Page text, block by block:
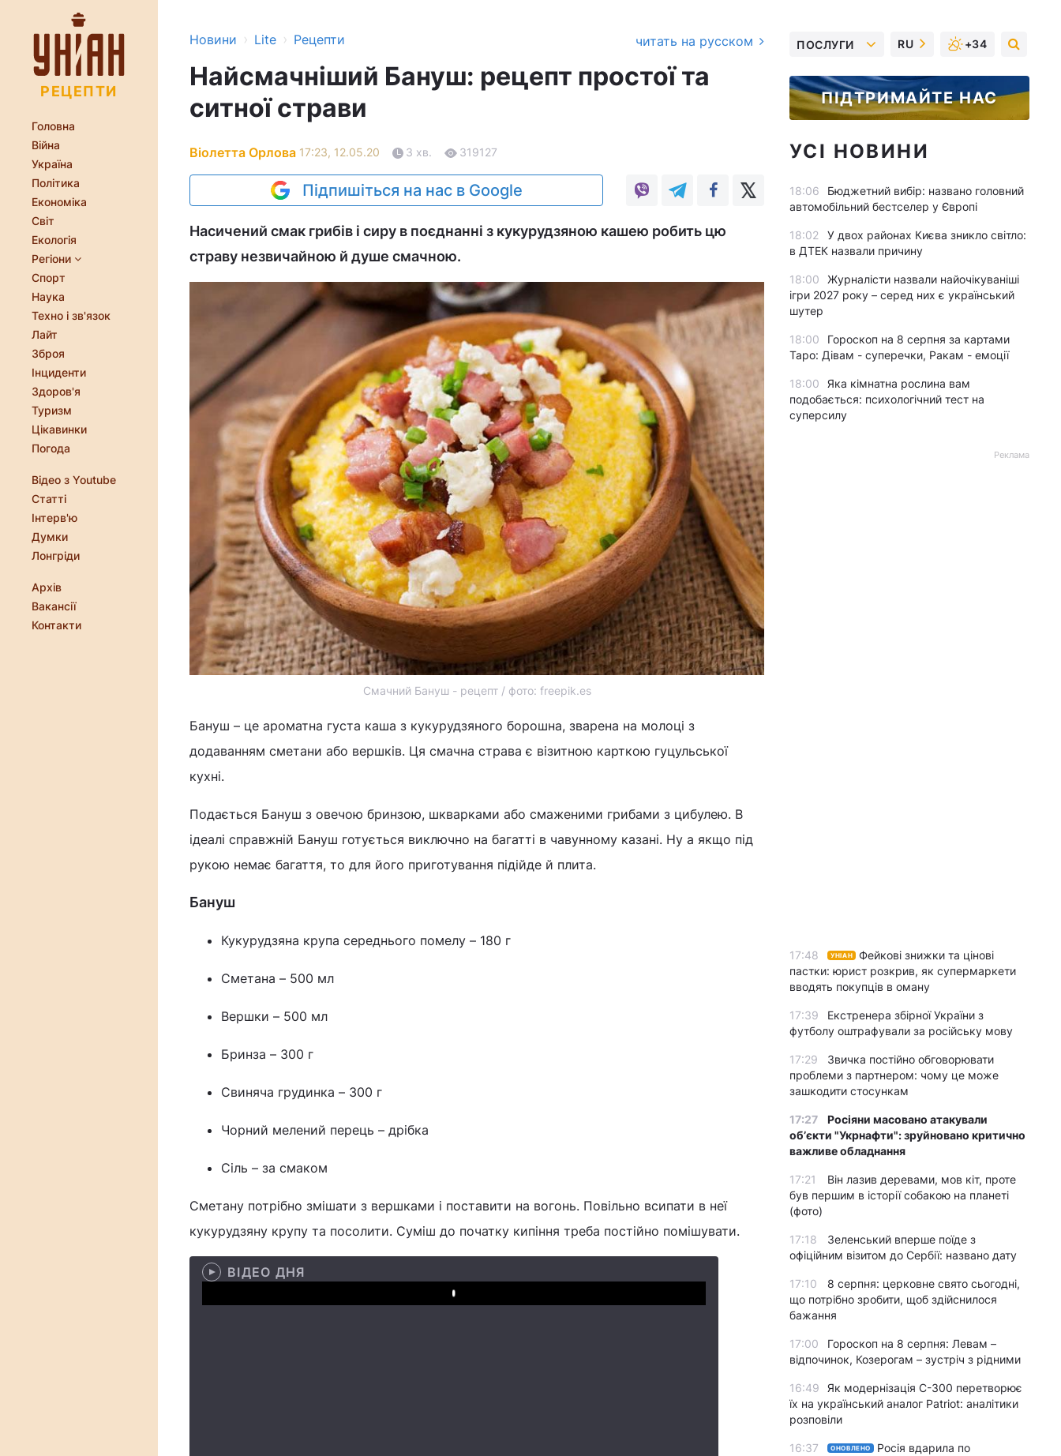
РЕЦЕПТИ
Головна
Війна
Україна
Політика
Економіка
Світ
Екологія
Регіони
Спорт
Наука
Техно і зв'язок
Лайт
Зброя
Інциденти
Здоров'я
Туризм
Цікавинки
Погода
Відео з Youtube
Статті
Інтерв'ю
Думки
Лонгріди
Архів
Вакансії
Контакти
Новини › Lite › Рецепти читать на русском
Найсмачніший Бануш: рецепт простої та
ситної страви
Віолетта Орлова 17:23, 12.05.20 3 хв. 319127
Підпишіться на нас в Google
Насичений смак грибів і сиру в поєднанні з кукурудзяною кашею робить цю
страву незвичайною й душе смачною.
Смачний Бануш - рецепт / фото: freepik.es
Бануш – це ароматна густа каша з кукурудзяного борошна, зварена на молоці з
додаванням сметани або вершків. Ця смачна страва є візитною карткою гуцульської
кухні.
Подається Бануш з овечою бринзою, шкварками або смаженими грибами з цибулею. В
ідеалі справжній Бануш готується виключно на багатті в чавунному казані. Ну а якщо під
рукою немає багаття, то для його приготування підійде й плита.
Бануш
Кукурудзяна крупа середнього помелу – 180 г
Сметана – 500 мл
Вершки – 500 мл
Бринза – 300 г
Свиняча грудинка – 300 г
Чорний мелений перець – дрібка
Сіль – за смаком
Сметану потрібно змішати з вершками і поставити на вогонь. Повільно всипати в неї
кукурудзяну крупу та посолити. Суміш до початку кипіння треба постійно помішувати.
ВІДЕО ДНЯ
Play
ПОСЛУГИ RU +34
ПІДТРИМАЙТЕ НАС
УСІ НОВИНИ
18:06
Бюджетний вибір: названо головний
автомобільний бестселер у Європі
18:02
У двох районах Києва зникло світло:
в ДТЕК назвали причину
18:00
Журналісти назвали найочікуваніші
ігри 2027 року – серед них є український
шутер
18:00
Гороскоп на 8 серпня за картами
Таро: Дівам - суперечки, Ракам - емоції
18:00
Яка кімнатна рослина вам
подобається: психологічний тест на
суперсилу
Реклама
17:48 УНІАН
Фейкові знижки та цінові
пастки: юрист розкрив, як супермаркети
вводять покупців в оману
17:39
Екстренера збірної України з
футболу оштрафували за російську мову
17:29
Звичка постійно обговорювати
проблеми з партнером: чому це може
зашкодити стосункам
17:27
Росіяни масовано атакували
обʼєкти "Укрнафти": зруйновано критично
важливе обладнання
17:21
Він лазив деревами, мов кіт, проте
був першим в історії собакою на планеті
(фото)
17:18
Зеленський вперше поїде з
офіційним візитом до Сербії: названо дату
17:10
8 серпня: церковне свято сьогодні,
що потрібно зробити, щоб здійснилося
бажання
17:00
Гороскоп на 8 серпня: Левам –
відпочинок, Козерогам – зустріч з рідними
16:49
Як модернізація С-300 перетворює
їх на український аналог Patriot: аналітики
розповіли
16:37 ОНОВЛЕНО
Росія вдарила по